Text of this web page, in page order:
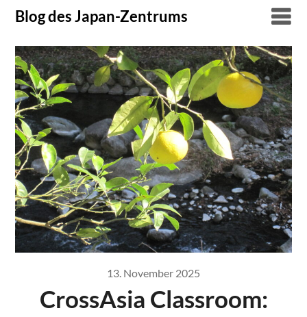
Skip
content
Blog des Japan-Zentrums
13. November 2025
CrossAsia Classroom: